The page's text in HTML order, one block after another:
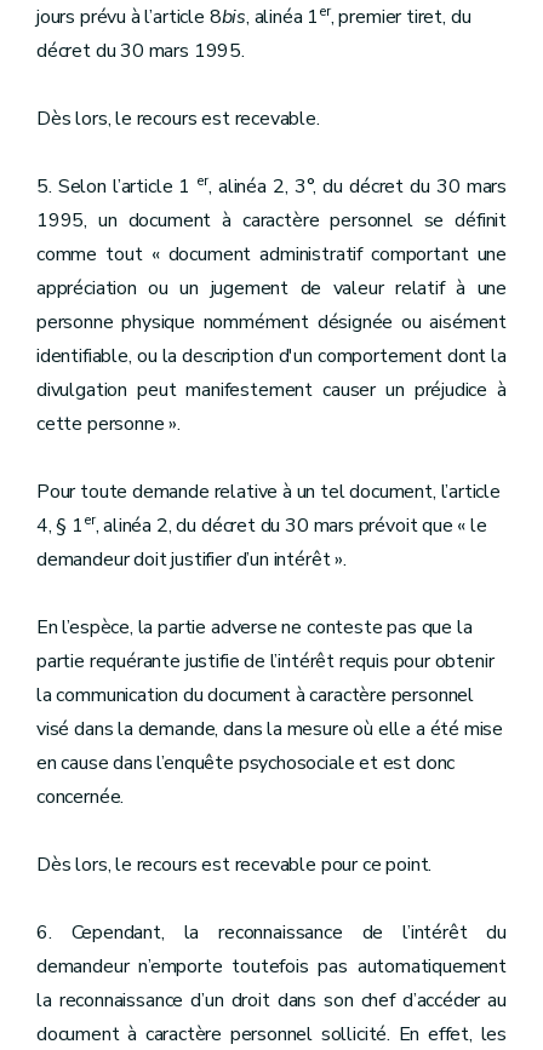
jours prévu à l’article 8bis, alinéa 1er, premier tiret, du
décret du 30 mars 1995.
Dès lors, le recours est recevable.
5. Selon l’article 1 er, alinéa 2, 3°, du décret du 30 mars
1995, un document à caractère personnel se définit
comme tout « document administratif comportant une
appréciation ou un jugement de valeur relatif à une
personne physique nommément désignée ou aisément
identifiable, ou la description d'un comportement dont la
divulgation peut manifestement causer un préjudice à
cette personne ».
Pour toute demande relative à un tel document, l’article
4, § 1er, alinéa 2, du décret du 30 mars prévoit que « le
demandeur doit justifier d’un intérêt ».
En l’espèce, la partie adverse ne conteste pas que la
partie requérante justifie de l’intérêt requis pour obtenir
la communication du document à caractère personnel
visé dans la demande, dans la mesure où elle a été mise
en cause dans l’enquête psychosociale et est donc
concernée.
Dès lors, le recours est recevable pour ce point.
6. Cependant, la reconnaissance de l’intérêt du
demandeur n’emporte toutefois pas automatiquement
la reconnaissance d’un droit dans son chef d’accéder au
document à caractère personnel sollicité. En effet, les